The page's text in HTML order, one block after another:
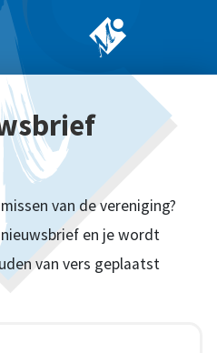
van de vereniging?
en je wordt
van vers geplaatst